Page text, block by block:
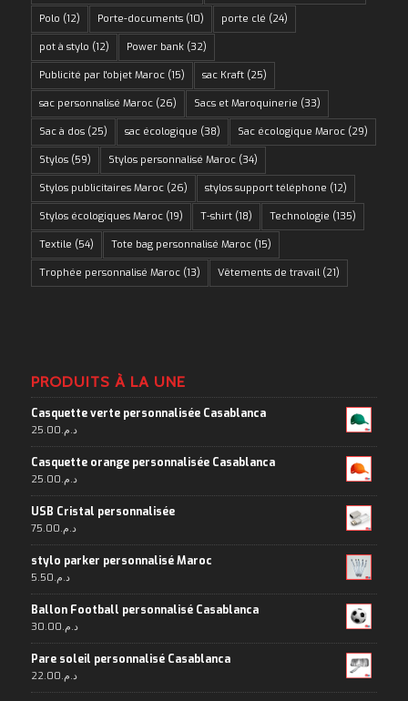
Polo (12) Porte-documents(10) porte clé (24)
pot à stylo (12) Power bank(32)
Publicité par l'objet Maroc(15) sac Kraft(25)
sac personnalisé Maroc(26) Sacs et Maroquinerie (33)
Sac à dos(25) sac écologique (38) Sac écologique Maroc(29)
Stylos(59) Stylos personnalisé Maroc(34)
Stylos publicitaires Maroc(26) stylos support téléphone (12)
Stylos écologiques Maroc(19) T-shirt(18) Technologie (135)
Textile (54) Tote bag personnalisé Maroc(15)
Trophée personnalisé Maroc(13) Vêtements de travail(21)
PRODUITS À LA UNE
Casquette verte personnalisée Casablanca
د.م.25.00
Casquette orange personnalisée Casablanca
د.م.25.00
USB Cristal personnalisée
د.م.75.00
stylo parker personnalisé Maroc
د.م.5.50
Ballon Football personnalisé Casablanca
د.م.30.00
Pare soleil personnalisé Casablanca
د.م.22.00